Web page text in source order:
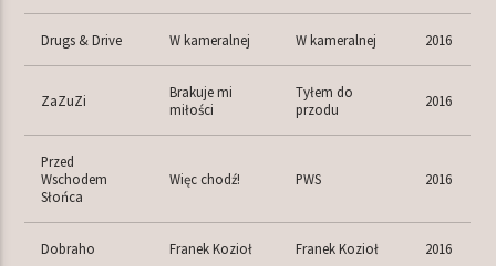
Drugs & Drive W kameralnej W kameralnej 2016
ZaZuZi
Brakuje mi
miłości
Tyłem do
przodu
2016
Przed
Wschodem
Słońca
Więc chodź! PWS 2016
Dobraho Franek Kozioł Franek Kozioł 2016